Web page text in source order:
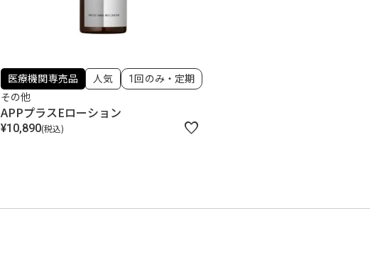
医療機関専売品 人気 1回のみ・定期
その他
APPプラスEローション
¥10,890 税込